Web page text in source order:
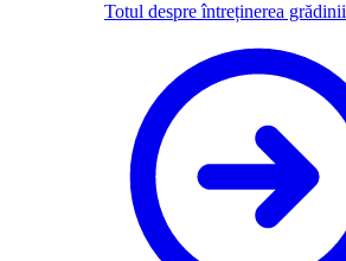
Totul despre întreținerea grădinii